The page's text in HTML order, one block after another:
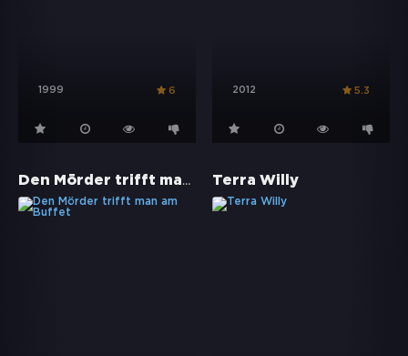
1999 6 2012 5.3
Den Mörder trifft man am Buffet Terra Willy